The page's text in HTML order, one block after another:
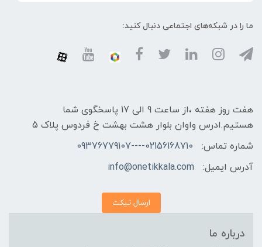
ما را در شبکه‌های اجتماعی دنبال کنید:
هفت روز هفته ،از ساعت 9 الی 17 پاسخگوی شما
هستیم.ادرس واوان بلوار هشت بهشت خ فردوس پلاک 5
شماره تماس:
02156168710----09376779107
آدرس ایمیل:
info@onetikkala.com
ارسال تیکت
درباره ما